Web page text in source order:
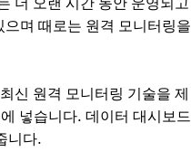
며 때로는 원격 모니터링을
신 원격 모니터링 기술을 제
넣습니다. 데이터 대시보드
니다.